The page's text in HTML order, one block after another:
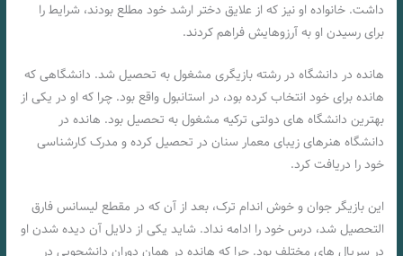
داشت. خانواده او نیز که از علایق دختر ارشد خود مطلع بودند، شرایط را
برای رسیدن او به آرزوهایش فراهم کردند.
هانده در دانشگاه در رشته بازیگری مشغول به تحصیل شد. دانشگاهی که
هانده برای خود انتخاب کرده بود، در استانبول واقع بود. چرا که او در یکی از
بهترین دانشگاه های دولتی ترکیه مشغول به تحصیل بود. هانده در
دانشگاه هنرهای زیبای معمار سنان در تحصیل کرده و مدرک کارشناسی
خود را دریافت کرد.
این بازیگر جوان و خوش اندام ترک، بعد از آن که در مقطع لیسانس فارق
التحصیل شد، درس خود را ادامه نداد. شاید یکی از دلایل آن دیده شدن او
در سریال های مختلف بود. چرا که هانده در همان دوران دانشجویی در